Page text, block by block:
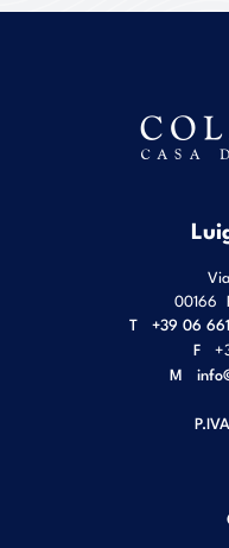
00166
T
+39 06
F
M
P.IVA